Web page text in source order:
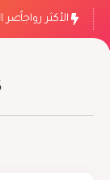
الأكثر رواجاً
لماذا ينتصر